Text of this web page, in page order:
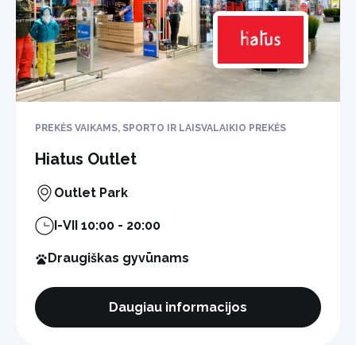
PREKĖS VAIKAMS, SPORTO IR LAISVALAIKIO PREKĖS
Hiatus Outlet
Outlet Park
I-VII 10:00 - 20:00
Draugiškas gyvūnams
Daugiau informacijos